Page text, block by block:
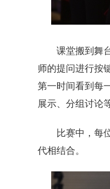
课堂搬到舞台
师的提问进行按
第一时间看到每
展示、分组讨论
比赛中，每位
代相结合。